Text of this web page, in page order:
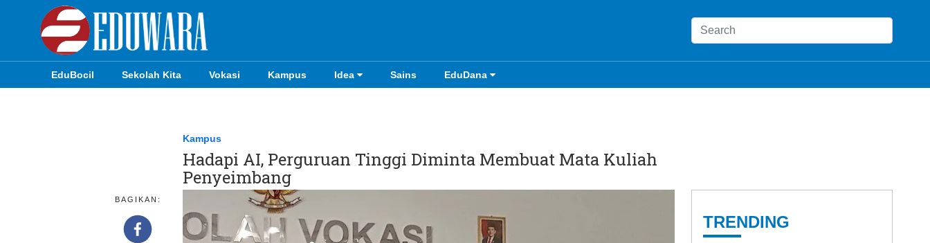
EduBocil Sekolah Kita Vokasi Kampus Idea Sains EduDana
Kampus
Hadapi AI, Perguruan Tinggi Diminta Membuat Mata Kuliah
Penyeimbang
BAGIKAN:
TRENDING